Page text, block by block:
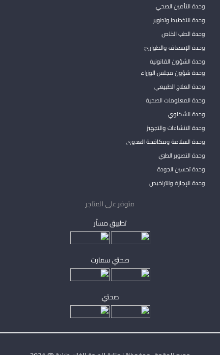
وحدة التأمين الصحي
وحدة التخطيط وتطوير
وحدة الطب الخاص
وحدة الإسعاف والطوارئ
وحدة الشؤون القانونية
وحدة شؤون مجلس الوزراء
وحدة العلاج الطبيعي
وحدة المعلومات الصحية
وحدة الشكاوي
وحدة الانشاءات والتجهيز
وحدة السلامة ومكافحة العدوى
وحدة التصوير الطبي
وحدة تحسين الجودة
وحدة الإجازة والتراخيص
متوفر على المتاجر
تطبيق مساْر
صحتي سمارت
صحتي